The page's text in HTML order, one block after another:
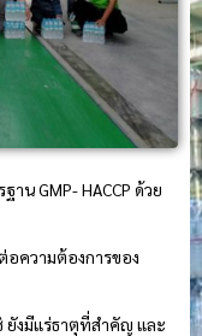
น GMP- HACCP ด้วย
อความต้องการของ
ยังมีแร่ธาตุที่สำคัญ และ